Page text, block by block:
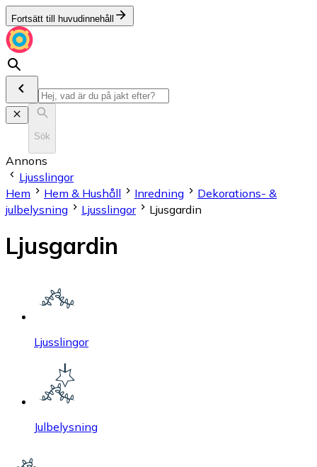
Fortsätt till huvudinnehåll
Sök
Annons
Ljusslingor
Hem
Hem & Hushåll Inredning
Dekorations- &
julbelysning
Ljusslingor Ljusgardin
Ljusgardin
Ljusslingor
Julbelysning